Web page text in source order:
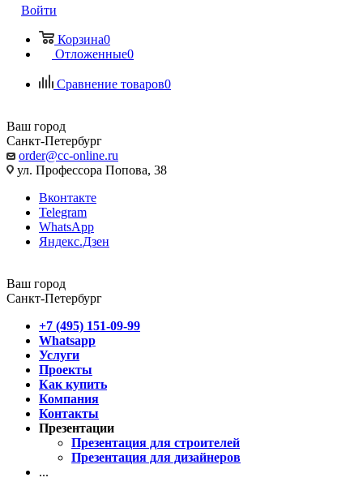
Войти
Корзина0
Отложенные0
Сравнение товаров0
Ваш город
Санкт-Петербург
order@cc-online.ru
ул. Профессора Попова, 38
Вконтакте
Telegram
WhatsApp
Яндекс.Дзен
Ваш город
Санкт-Петербург
+7 (495) 151-09-99
Whatsapp
Услуги
Проекты
Как купить
Компания
Контакты
Презентации
Презентация для строителей
Презентация для дизайнеров
...